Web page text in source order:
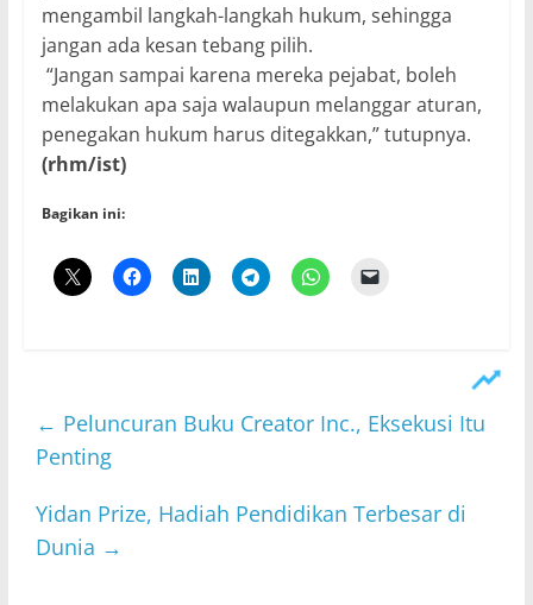
mengambil langkah-langkah hukum, sehingga
jangan ada kesan tebang pilih.
“Jangan sampai karena mereka pejabat, boleh
melakukan apa saja walaupun melanggar aturan,
penegakan hukum harus ditegakkan,” tutupnya.
(rhm/ist)
Bagikan ini:
← Peluncuran Buku Creator Inc., Eksekusi Itu
Penting
Yidan Prize, Hadiah Pendidikan Terbesar di
Dunia →